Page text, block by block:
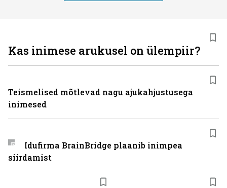
Kas inimese arukusel on ülempiir?
Teismelised mõtlevad nagu ajukahjustusega
inimesed
Idufirma BrainBridge plaanib inimpea
siirdamist